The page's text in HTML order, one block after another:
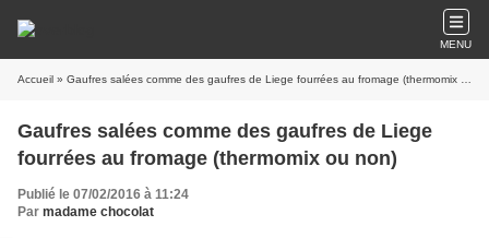
MENU
Accueil » Gaufres salées comme des gaufres de Liege fourrées au fromage (thermomix ou non)
Gaufres salées comme des gaufres de Liege
fourrées au fromage (thermomix ou non)
Publié le 07/02/2016 à 11:24
Par madame chocolat